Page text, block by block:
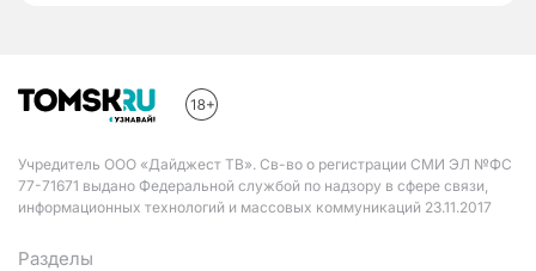
Учредитель ООО «Дайджест ТВ». Св-во о регистрации СМИ ЭЛ №ФС
77-71671 выдано Федеральной службой по надзору в сфере связи,
информационных технологий и массовых коммуникаций 23.11.2017
Разделы